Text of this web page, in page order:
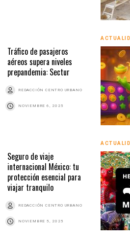
Tráfico de pasajeros
aéreos supera niveles
prepandemia: Sectur
REDACCIÓN CENTRO URBANO
NOVIEMBRE 6, 2025
Seguro de viaje
internacional México: tu
protección esencial para
viajar tranquilo
REDACCIÓN CENTRO URBANO
NOVIEMBRE 5, 2025